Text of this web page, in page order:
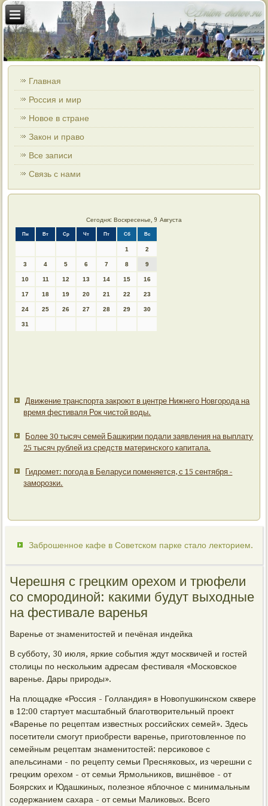
Главная
Россия и мир
Новое в стране
Закон и право
Все записи
Связь с нами
Сегодня: Воскресенье, 9 Августа
Пн Вт Ср Чт Пт Сб Вс
1 2
3 4 5 6 7 8 9
10 11 12 13 14 15 16
17 18 19 20 21 22 23
24 25 26 27 28 29 30
31
Движение транспорта закроют в центре Нижнего Новгорода на
время фестиваля Рок чистой воды.
Более 30 тысяч семей Башкирии подали заявления на выплату
25 тысяч рублей из средств материнского капитала.
Гидромет: погода в Беларуси поменяется, с 15 сентября -
заморозки.
Заброшенное кафе в Советском парке стало лекторием.
Черешня с грецким орехом и трюфели
со смородиной: какими будут выходные
на фестивале варенья
Варенье от знаменитостей и печёная индейка
В субботу, 30 июля, яркие события ждут москвичей и гостей
столицы по нескольким адресам фестиваля «Московское
варенье. Дары природы».
На площадке «Россия - Голландия» в Новопушкинском сквере
в 12:00 стартует масштабный благотворительный проект
«Варенье по рецептам известных российских семей». Здесь
посетители смогут приобрести варенье, приготовленное по
семейным рецептам знаменитостей: персиковое с
апельсинами - по рецепту семьи Пресняковых, из черешни с
грецким орехом - от семьи Ярмольников, вишнёвое - от
Боярских и Юдашкиных, полезное яблочное с минимальным
содержанием сахара - от семьи Маликовых. Всего